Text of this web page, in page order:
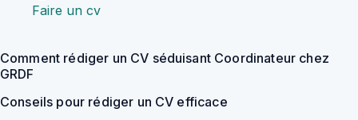
Faire un cv
Comment rédiger un CV séduisant Coordinateur chez
GRDF
Conseils pour rédiger un CV efficace